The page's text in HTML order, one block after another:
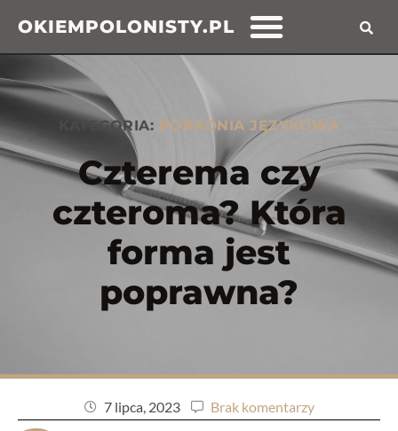
OKIEMPOLONISTY.PL
KATEGORIA: PORADNIA JĘZYKOWA
Czterema czy
czteroma? Która
forma jest
poprawna?
7 lipca, 2023 Brak komentarzy